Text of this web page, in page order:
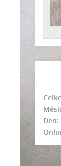
Den: